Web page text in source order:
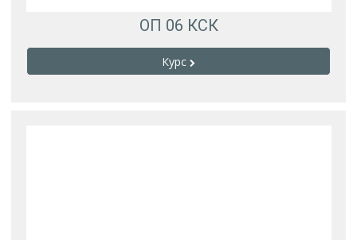
ОП 06 КСК
Курс